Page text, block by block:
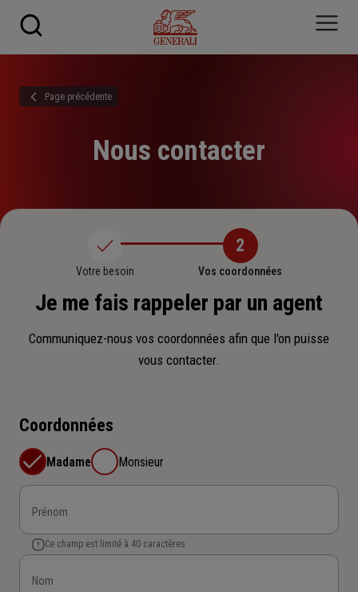
Page précédente
Nous contacter
Votre besoin
2
Vos coordonnées
Je me fais rappeler par un agent
Communiquez-nous vos coordonnées afin que l'on puisse
vous contacter.
Coordonnées
Madame Monsieur
Prénom
Ce champ est limité à 40 caractères
Nom